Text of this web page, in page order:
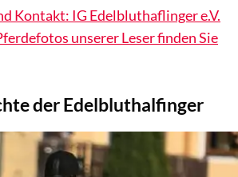
Kontakt: IG Edelbluthaflinger e.V.
unserer Leser finden Sie
der Edelbluthalfinger